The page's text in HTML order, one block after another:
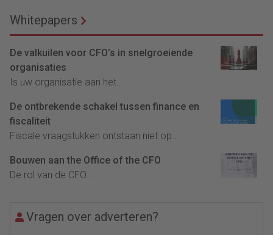
Whitepapers
De valkuilen voor CFO’s in snelgroeiende
organisaties
Is uw organisatie aan het...
De ontbrekende schakel tussen finance en
fiscaliteit
Fiscale vraagstukken ontstaan niet op...
Bouwen aan the Office of the CFO
De rol van de CFO...
Vragen over adverteren?